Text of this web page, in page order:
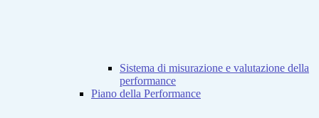
Sistema di misurazione e valutazione della
performance
Piano della Performance